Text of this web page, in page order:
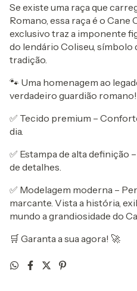
Se existe uma raça que
Romano, essa raça é o
exclusivo traz a imponente
do lendário Coliseu, símbolo
tradição.
🐾 Uma homenagem ao
verdadeiro guardião
✅ Tecido premium –
dia.
✅ Estampa de alta definição
de detalhes.
✅ Modelagem moderna –
marcante. Vista a história,
mundo a grandiosidade do
🛒 Garanta a sua agora! 🚀